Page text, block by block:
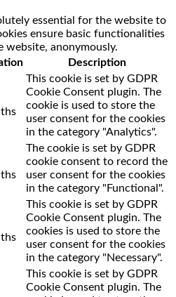
essential for the website to
ensure basic functionalities
website, anonymously.
Description
This cookie is set by GDPR
Cookie Consent plugin. The
cookie is used to store the
user consent for the cookies
in the category "Analytics".
The cookie is set by GDPR
cookie consent to record the
user consent for the cookies
in the category "Functional".
This cookie is set by GDPR
Cookie Consent plugin. The
cookies is used to store the
user consent for the cookies
in the category "Necessary".
This cookie is set by GDPR
Cookie Consent plugin. The